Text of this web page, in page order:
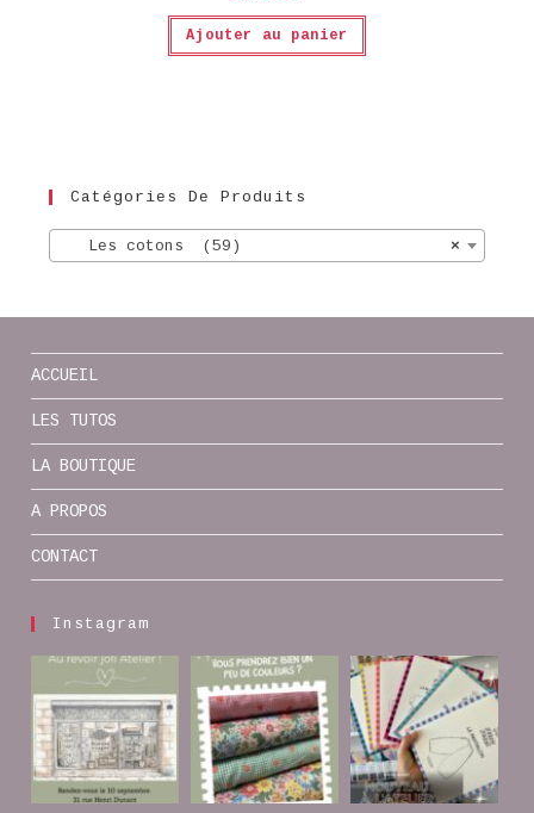
Ajouter au panier
Catégories De Produits
×
Les cotons (59)
ACCUEIL
LES TUTOS
LA BOUTIQUE
A PROPOS
CONTACT
Instagram